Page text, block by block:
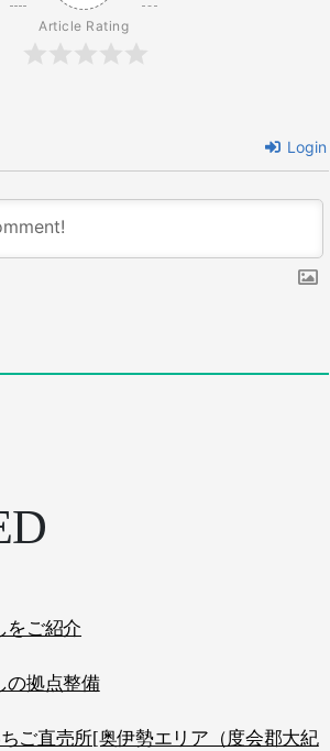
Article Rating
Login
をご紹介
の拠点整備
ご直売所[奥伊勢エリア（度会郡大紀